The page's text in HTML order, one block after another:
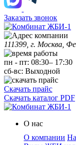
Заказать звонок
111399, г. Москва,
пн - пт: 08:30– 17:30
сб-вс: Выходной
Скачать прайс
Скачать каталог PDF
О нас
О компании